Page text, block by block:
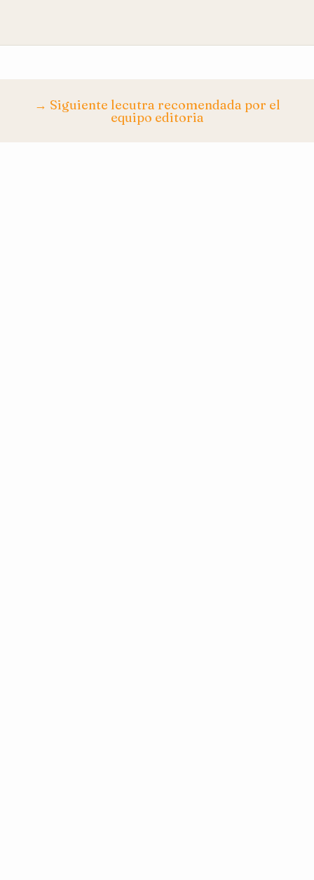
→ Siguiente lecutra recomendada por el
equipo editoria